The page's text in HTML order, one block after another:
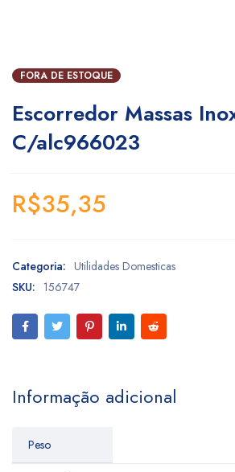
FORA DE ESTOQUE
Escorredor Massas
C/alc966023
R$35,35
Categoria: Utilidades Domesticas
SKU: 156747
Informação adicional
Peso